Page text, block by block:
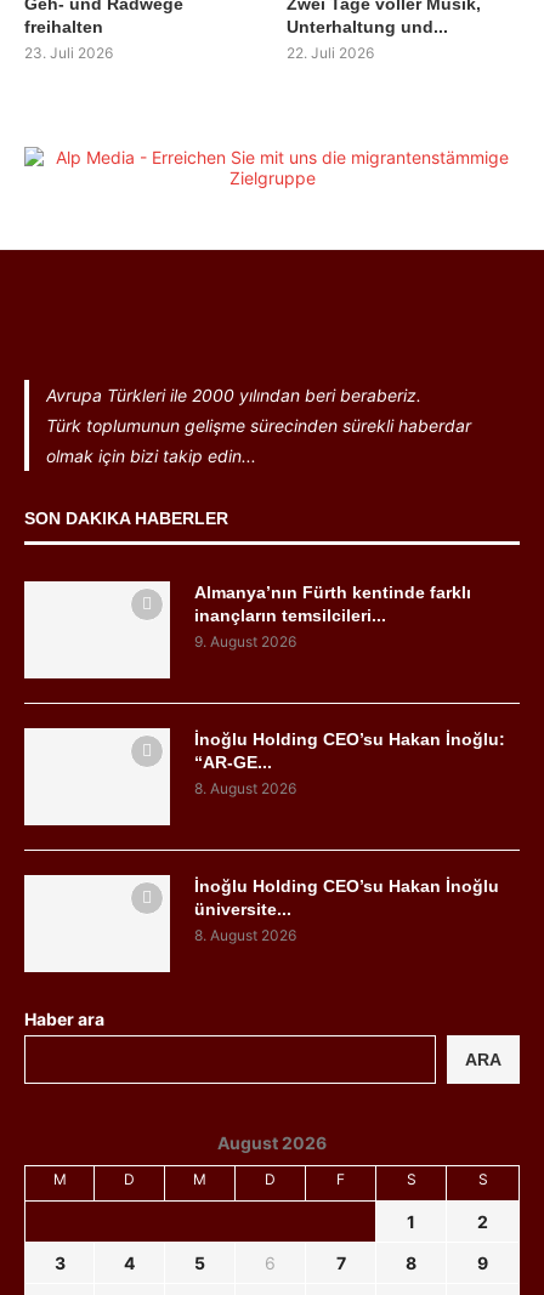
freihalten
23. Juli 2026
Unterhaltung und...
22. Juli 2026
Avrupa Türkleri ile 2000 yılından beri beraberiz.
Türk toplumunun gelişme sürecinden sürekli haberdar
olmak için bizi takip edin...
SON DAKIKA HABERLER
Almanya’nın Fürth kentinde farklı
inançların temsilcileri...
9. August 2026
İnoğlu Holding CEO’su Hakan İnoğlu:
“AR-GE...
8. August 2026
İnoğlu Holding CEO’su Hakan İnoğlu
üniversite...
8. August 2026
Haber ara
ARA
August 2026
M D M D F S S
1
2
3
4 5 6 7 8
9